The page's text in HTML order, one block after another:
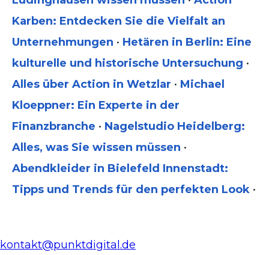
Karben: Entdecken Sie die Vielfalt an
Unternehmungen • Hetären in Berlin: Eine
kulturelle und historische Untersuchung •
Alles über Action in Wetzlar • Michael
Kloeppner: Ein Experte in der
Finanzbranche • Nagelstudio Heidelberg:
Alles, was Sie wissen müssen •
Abendkleider in Bielefeld Innenstadt:
Tipps und Trends für den perfekten Look •
kontakt@punktdigital.de